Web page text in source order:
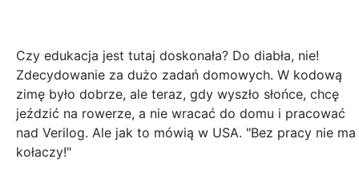
Czy edukacja jest tutaj doskonała? Do diabła, nie!
Zdecydowanie za dużo zadań domowych. W kodową
zimę było dobrze, ale teraz, gdy wyszło słońce, chcę
jeździć na rowerze, a nie wracać do domu i pracować
nad Verilog. Ale jak to mówią w USA. "Bez pracy nie ma
kołaczy!"